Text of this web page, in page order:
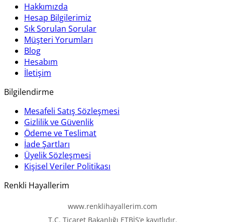
Hakkımızda
Hesap Bilgilerimiz
Sık Sorulan Sorular
Müşteri Yorumları
Blog
Hesabım
İletişim
Bilgilendirme
Mesafeli Satış Sözleşmesi
Gizlilik ve Güvenlik
Ödeme ve Teslimat
İade Şartları
Üyelik Sözleşmesi
Kişisel Veriler Politikası
Renkli Hayallerim
www.renklihayallerim.com
T.C. Ticaret Bakanlığı ETBİS’e kayıtlıdır.